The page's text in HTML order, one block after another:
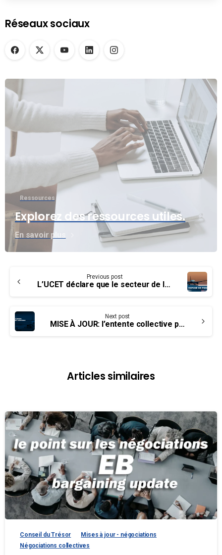
Réseaux sociaux
Ressources
Explorez des ressources utiles.
En savoir plus
Reading
Previous post
L’UCET déclare que le secteur de l’aviation a besoin davantage d’aide du gouvernement – Exposé de position
Next post
MISE À JOUR: l’entente collective pour l’aéroport d’Ottawa est ratifié
Articles similaires
Conseil du Trésor
Mises à jour - négociations
Négociations collectives